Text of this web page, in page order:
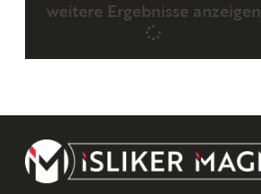
weitere Ergebnisse anzeigen